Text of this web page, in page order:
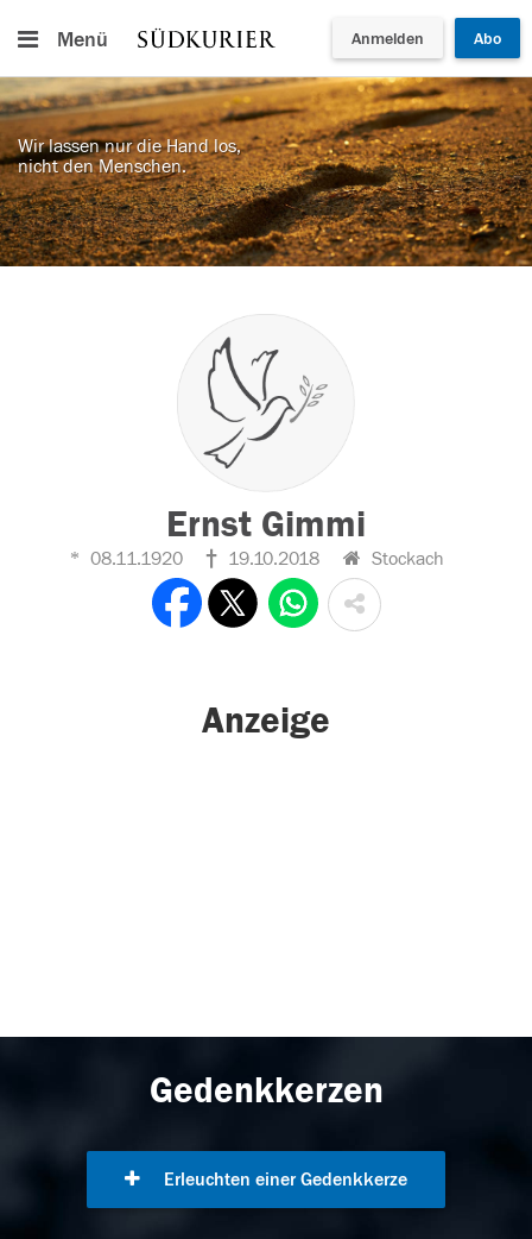
Menü Anmelden Abo
Wir lassen nur die Hand los,
nicht den Menschen.
Ernst Gimmi
08.11.1920 19.10.2018 Stockach
Anzeige
Gedenkkerzen
Erleuchten einer Gedenkkerze